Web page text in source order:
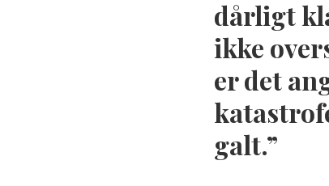
dårligt
ikke
er det
galt.